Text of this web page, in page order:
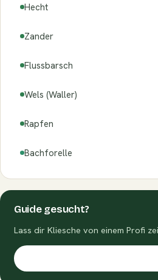
Hecht
Zander
Flussbarsch
Wels (Waller)
Rapfen
Bachforelle
Guide gesucht?
Lass dir Kliesche von einem Profi